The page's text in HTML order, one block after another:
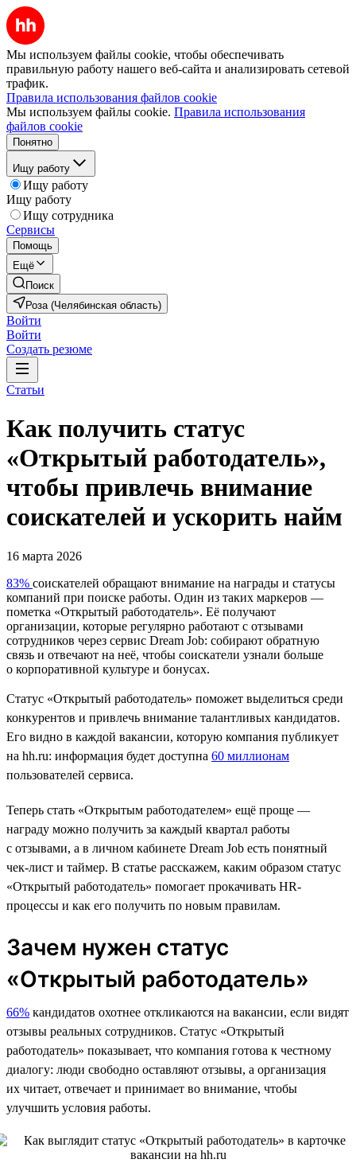
Мы используем файлы cookie, чтобы обеспечивать
правильную работу нашего веб-сайта и анализировать сетевой
трафик.
Правила использования файлов cookie
Мы используем файлы cookie. Правила использования
файлов cookie
Понятно
Ищу работу
Ищу работу
Ищу работу
Ищу сотрудника
Сервисы
Помощь
Ещё
Поиск
Роза (Челябинская область)
Войти
Войти
Создать резюме
Статьи
Как получить статус
«Открытый работодатель»,
чтобы привлечь внимание
соискателей и ускорить найм
16 марта 2026
83% соискателей обращают внимание на награды и статусы
компаний при поиске работы. Один из таких маркеров —
пометка «Открытый работодатель». Её получают
организации, которые регулярно работают с отзывами
сотрудников через сервис Dream Job: собирают обратную
связь и отвечают на неё, чтобы соискатели узнали больше
о корпоративной культуре и бонусах.
Статус «Открытый работодатель» поможет выделиться среди
конкурентов и привлечь внимание талантливых кандидатов.
Его видно в каждой вакансии, которую компания публикует
на hh.ru: информация будет доступна 60 миллионам
пользователей сервиса.
Теперь стать «Открытым работодателем» ещё проще —
награду можно получить за каждый квартал работы
с отзывами, а в личном кабинете Dream Job есть понятный
чек-лист и таймер. В статье расскажем, каким образом статус
«Открытый работодатель» помогает прокачивать HR-
процессы и как его получить по новым правилам.
Зачем нужен статус
«Открытый работодатель»
66% кандидатов охотнее откликаются на вакансии, если видят
отзывы реальных сотрудников. Статус «Открытый
работодатель» показывает, что компания готова к честному
диалогу: люди свободно оставляют отзывы, а организация
их читает, отвечает и принимает во внимание, чтобы
улучшить условия работы.